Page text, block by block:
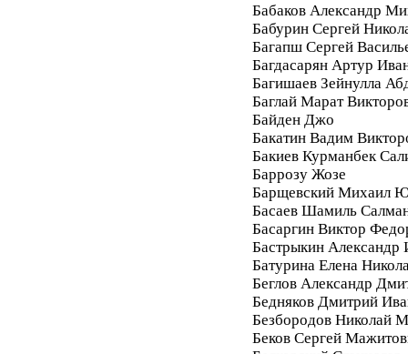
Бабаков Александр
Бабурин Сергей
Багапш Сергей
Багдасарян Артур
Багишаев Зейнулла
Баглай Марат
Байден Джо
Бакатин Вадим
Бакиев Курманбек
Баррозу Жозе
Барщевский Михаил
Басаев Шамиль
Басаргин Виктор
Бастрыкин Александр
Батурина Елена
Беглов Александр
Бедняков Дмитрий
Безбородов Николай
Беков Сергей